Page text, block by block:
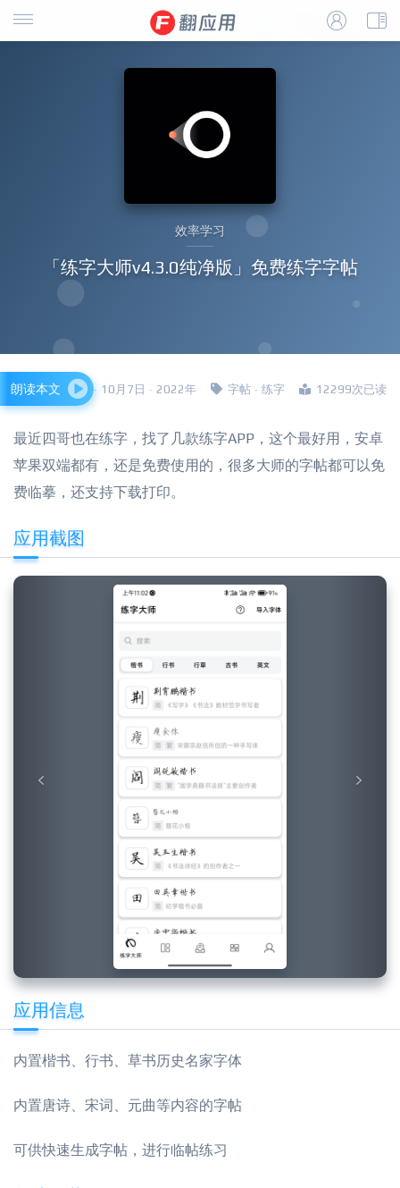
效率学习
「练字大师v4.3.0纯净版」免费练字字帖
四哥 · 10月7日 · 2022年 字帖 · 练字 12299次已读
朗读本文
最近四哥也在练字，找了几款练字APP，这个最好用，安卓
苹果双端都有，还是免费使用的，很多大师的字帖都可以免
费临摹，还支持下载打印。
应用截图
Next
应用信息
内置楷书、行书、草书历史名家字体
内置唐诗、宋词、元曲等内容的字帖
可供快速生成字帖，进行临帖练习